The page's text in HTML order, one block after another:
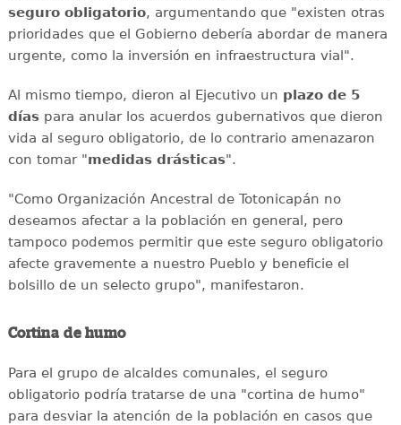
seguro obligatorio, argumentando que "existen otras
prioridades que el Gobierno debería abordar de manera
urgente, como la inversión en infraestructura vial".
Al mismo tiempo, dieron al Ejecutivo un plazo de 5
díaspara anular los acuerdos gubernativos que dieron
vida al seguro obligatorio, de lo contrario amenazaron
con tomar "medidas drásticas".
"Como Organización Ancestral de Totonicapán no
deseamos afectar a la población en general, pero
tampoco podemos permitir que este seguro obligatorio
afecte gravemente a nuestro Pueblo y beneficie el
bolsillo de un selecto grupo", manifestaron.
Cortina de humo
Para el grupo de alcaldes comunales, el seguro
obligatorio podría tratarse de una "cortina de humo"
para desviar la atención de la población en casos que